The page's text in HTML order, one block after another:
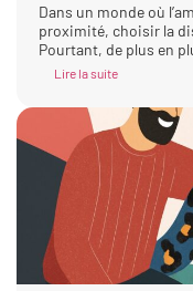
Dans un monde où
proximité, choisir la
Pourtant, de plus en
Lire la suite